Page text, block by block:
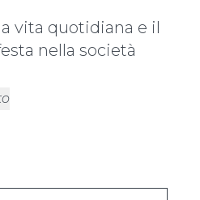
vita quotidiana e il
nella società